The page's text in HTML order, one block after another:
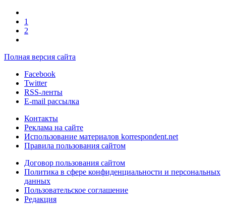
1
2
Полная версия сайта
Facebook
Twitter
RSS-ленты
E-mail рассылка
Контакты
Реклама на сайте
Использование материалов korrespondent.net
Правила пользования сайтом
Договор пользования сайтом
Политика в сфере конфиденциальности и персональных
данных
Пользовательское соглашение
Редакция